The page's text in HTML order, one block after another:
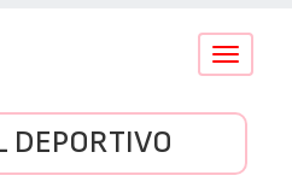
Conmutar
DEPORTIVO